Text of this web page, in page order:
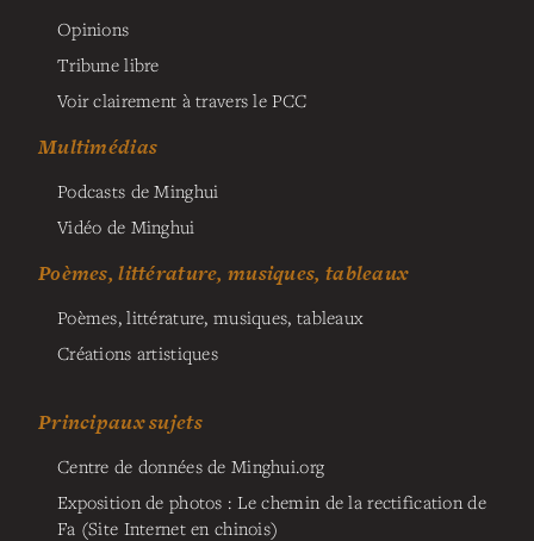
Opinions
Tribune libre
Voir clairement à travers le PCC
Multimédias
Podcasts de Minghui
Vidéo de Minghui
Poèmes, littérature, musiques, tableaux
Poèmes, littérature, musiques, tableaux
Créations artistiques
Principaux sujets
Centre de données de Minghui.org
Exposition de photos : Le chemin de la rectification de
Fa (Site Internet en chinois)